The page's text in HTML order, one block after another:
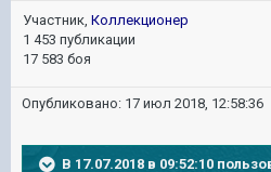
Участник, Коллекционер
1 453 публикации
17 583 боя
Опубликовано: 17 июл 2018, 12:58:36
В 17.07.2018 в 09:52:10